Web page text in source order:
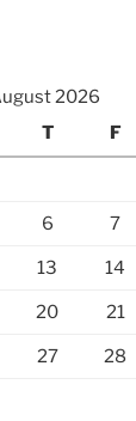
2026
T F
6 7
13 14
20 21
27 28